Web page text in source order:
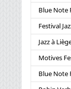
Blue Note
Festival
Jazz à
Motives
Blue Note